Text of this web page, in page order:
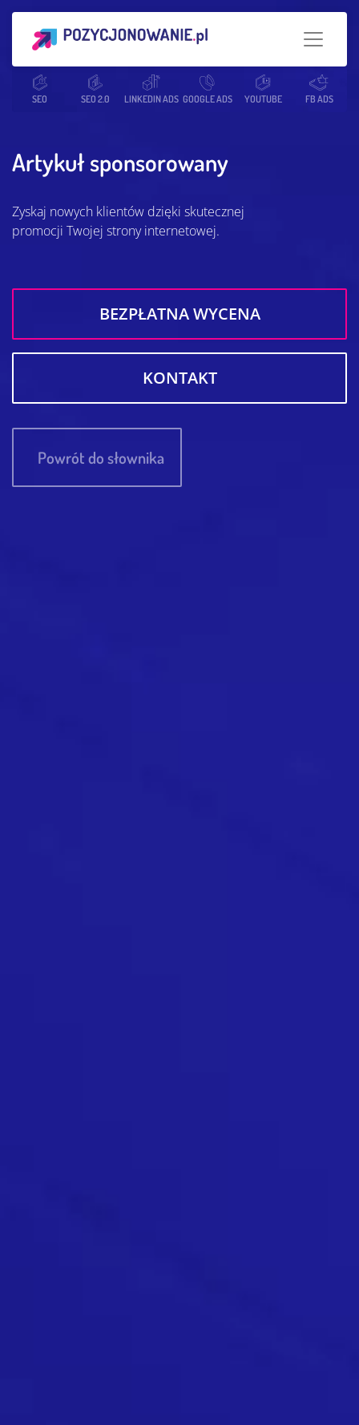
SEO SEO 2.0 LINKEDIN ADS GOOGLE ADS YOUTUBE FB ADS
Strona główna Słowniczek SEO Artykuł sponsorowany
Artykuł sponsorowany
Zyskaj nowych klientów dzięki skutecznej
promocji Twojej strony internetowej.
BEZPŁATNA WYCENA
KONTAKT
Powrót do słownika